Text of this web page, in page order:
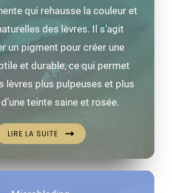
qui rehausse la couleur et
des lèvres. Il s’agit
un pigment pour créer une
et durable, ce qui permet
lèvres plus pulpeuses et plus
teinte saine et rosée.
LIRE LA SUITE